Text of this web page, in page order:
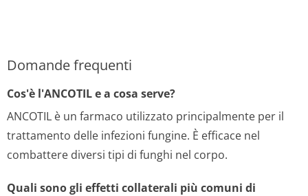
Domande frequenti
Cos'è l'ANCOTIL e a cosa serve?
ANCOTIL è un farmaco utilizzato principalmente per il
trattamento delle infezioni fungine. È efficace nel
combattere diversi tipi di funghi nel corpo.
Quali sono gli effetti collaterali più comuni di